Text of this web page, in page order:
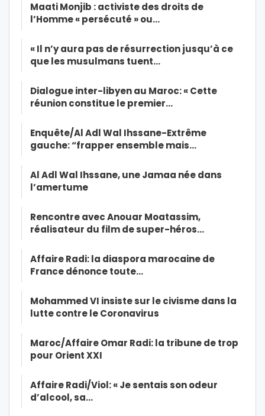
Maati Monjib : activiste des droits de
l’Homme « persécuté » ou…
« Il n’y aura pas de résurrection jusqu’à ce
que les musulmans tuent…
Dialogue inter-libyen au Maroc: « Cette
réunion constitue le premier…
Enquête/Al Adl Wal Ihssane-Extrême
gauche: “frapper ensemble mais…
Al Adl Wal Ihssane, une Jamaa née dans
l’amertume
Rencontre avec Anouar Moatassim,
réalisateur du film de super-héros…
Affaire Radi: la diaspora marocaine de
France dénonce toute…
Mohammed VI insiste sur le civisme dans la
lutte contre le Coronavirus
Maroc/Affaire Omar Radi: la tribune de trop
pour Orient XXI
Affaire Radi/Viol: « Je sentais son odeur
d’alcool, sa…